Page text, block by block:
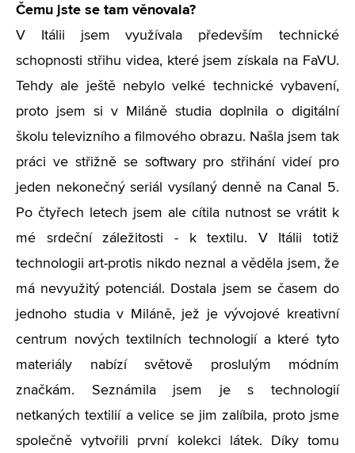
Čemu jste se tam věnovala?
V Itálii jsem využívala především technické
schopnosti střihu videa, které jsem získala na FaVU.
Tehdy ale ještě nebylo velké technické vybavení,
proto jsem si v Miláně studia doplnila o digitální
školu televizního a filmového obrazu. Našla jsem tak
práci ve střižně se softwary pro střihání videí pro
jeden nekonečný seriál vysílaný denně na Canal 5.
Po čtyřech letech jsem ale cítila nutnost se vrátit k
mé srdeční záležitosti - k textilu. V Itálii totiž
technologii art-protis nikdo neznal a věděla jsem, že
má nevyužitý potenciál. Dostala jsem se časem do
jednoho studia v Miláně, jež je vývojové kreativní
centrum nových textilních technologií a které tyto
materiály nabízí světově proslulým módním
značkám. Seznámila jsem je s technologií
netkaných textilií a velice se jim zalíbila, proto jsme
společně vytvořili první kolekci látek. Díky tomu